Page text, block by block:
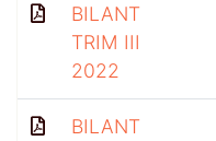
BILANT
TRIM III
2022
BILANT